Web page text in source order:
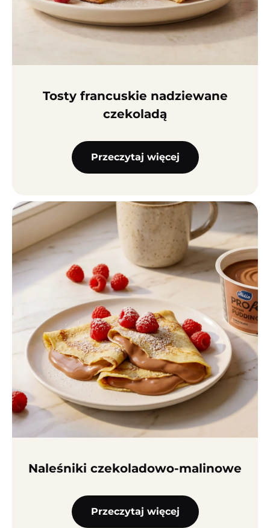
Tosty francuskie nadziewane
czekoladą
Przeczytaj więcej
Naleśniki czekolado­wo-malinowe
Przeczytaj więcej